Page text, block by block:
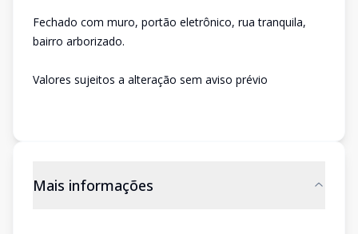
Fechado com muro, portão eletrônico, rua tranquila,
bairro arborizado.
Valores sujeitos a alteração sem aviso prévio
Mais informações